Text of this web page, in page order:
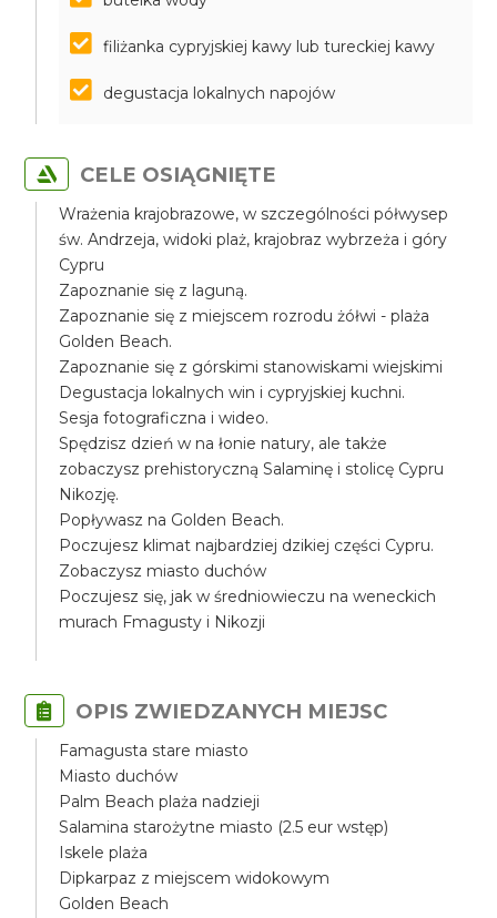
filiżanka cypryjskiej kawy lub tureckiej kawy
degustacja lokalnych napojów
CELE OSIĄGNIĘTE
Wrażenia krajobrazowe, w szczególności półwysep
św. Andrzeja, widoki plaż, krajobraz wybrzeża i góry
Cypru
Zapoznanie się z laguną.
Zapoznanie się z miejscem rozrodu żółwi - plaża
Golden Beach.
Zapoznanie się z górskimi stanowiskami wiejskimi
Degustacja lokalnych win i cypryjskiej kuchni.
Sesja fotograficzna i wideo.
Spędzisz dzień w na łonie natury, ale także
zobaczysz prehistoryczną Salaminę i stolicę Cypru
Nikozję.
Popływasz na Golden Beach.
Poczujesz klimat najbardziej dzikiej części Cypru.
Zobaczysz miasto duchów
Poczujesz się, jak w średniowieczu na weneckich
murach Fmagusty i Nikozji
OPIS ZWIEDZANYCH MIEJSC
Famagusta stare miasto
Miasto duchów
Palm Beach plaża nadzieji
Salamina starożytne miasto (2.5 eur wstęp)
Iskele plaża
Dipkarpaz z miejscem widokowym
Golden Beach